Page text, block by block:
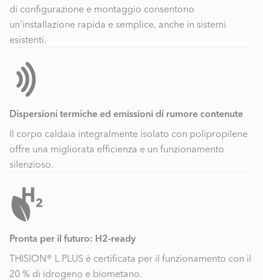
di configurazione e montaggio consentono
un'installazione rapida e semplice, anche in sistemi
esistenti.
Dispersioni termiche ed emissioni di rumore contenute
Il corpo caldaia integralmente isolato con polipropilene
offre una migliorata efficienza e un funzionamento
silenzioso.
Pronta per il futuro: H2-ready
THISION® L PLUS è certificata per il funzionamento con il
20 % di idrogeno e biometano.